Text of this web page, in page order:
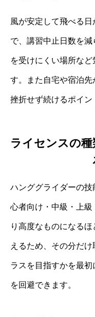
風が安定して飛べる
で、講習中止日数を
を受けにくい場所な
す。また自宅や宿泊
挫折せず続けるポイン
ライセンスの
ハンググライダーの
心者向け・中級・上
り高度なものになる
えるため、その分だ
ラスを目指すかを最
を回避できます。